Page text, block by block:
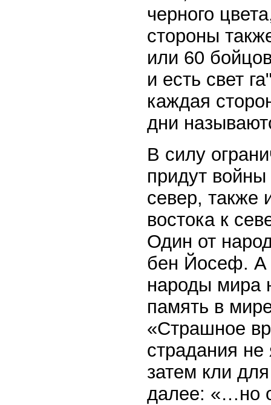
черного
стороны
или 60
и есть свет
каждая
дни
В силу
придут войны
север, также
востока к
Один от
бен Йосеф. А
народы мира
память в
«Страшное
страдания
затем кли
далее: «…но